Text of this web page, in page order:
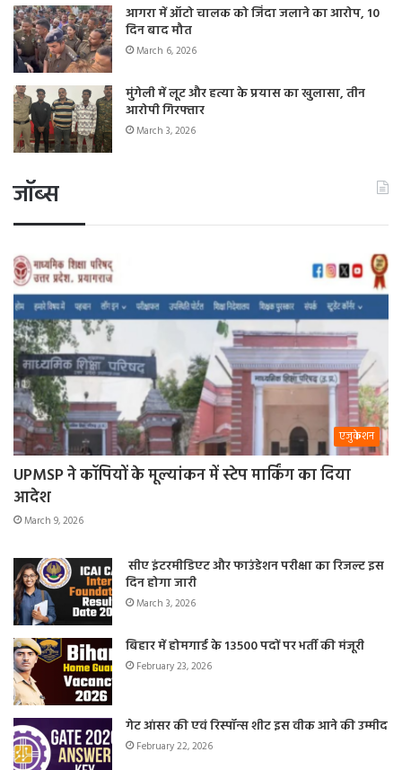
आगरा में ऑटो चालक को जिंदा जलाने का आरोप, 10
दिन बाद मौत
March 6, 2026
मुंगेली में लूट और हत्या के प्रयास का खुलासा, तीन
आरोपी गिरफ्तार
March 3, 2026
जॉब्स
एजुकेशन
UPMSP ने कॉपियों के मूल्यांकन में स्टेप मार्किंग का दिया
आदेश
March 9, 2026
सीए इंटरमीडिएट और फाउंडेशन परीक्षा का रिजल्ट इस
दिन होगा जारी
March 3, 2026
बिहार में होमगार्ड के 13500 पदों पर भर्ती की मंजूरी
February 23, 2026
गेट आंसर की एवं रिस्पॉन्स शीट इस वीक आने की उम्मीद
February 22, 2026